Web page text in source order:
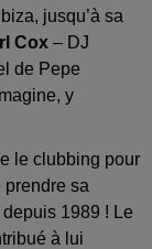
jusqu’à sa
Cox – DJ
de Pepe
y
le clubbing pour
prendre sa
1989 ! Le
à lui